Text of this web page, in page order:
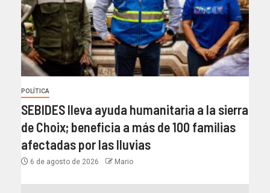
POLÍTICA
SEBIDES lleva ayuda humanitaria a la sierra
de Choix; beneficia a más de 100 familias
afectadas por las lluvias
6 de agosto de 2026 Mario